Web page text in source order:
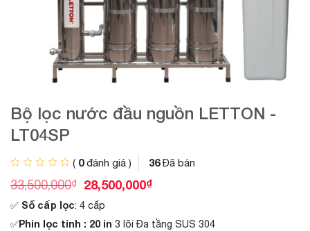
Bộ lọc nước đầu nguồn LETTON -
LT04SP
( 0đánh giá ) 36Đã bán
33,500,000₫
G
á
g
28,500,000₫G
h
✅ Số cấp lọc: 4 cấp
✅Phin lọc tinh : 20 in 3 lõi Đa tầng SUS 304